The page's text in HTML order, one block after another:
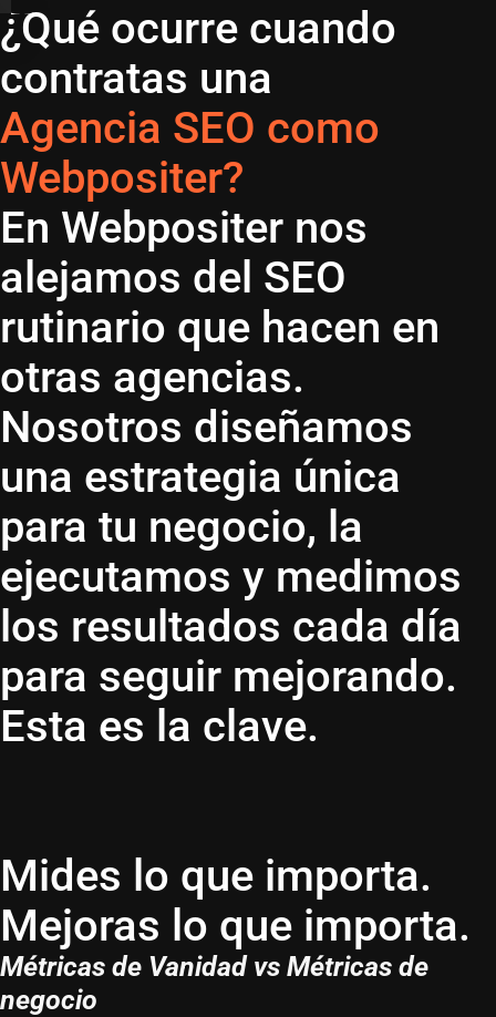
¿Qué ocurre cuando
contratas una
Agencia SEO como
Webpositer?
En Webpositer nos
alejamos del SEO
rutinario que hacen en
otras agencias.
Nosotros diseñamos
una estrategia única
para tu negocio, la
ejecutamos y medimos
los resultados cada día
para seguir mejorando.
Esta es la clave.
Mides lo que importa.
Mejoras lo que importa.
Métricas de Vanidad vs Métricas de
negocio